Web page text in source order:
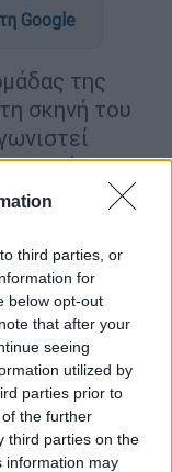
third parties, or
for
below opt-out
that after your
seeing
utilized by
parties prior to
the further
third parties on the
information may
Google
της
σκηνή του
Μπάμπη και
«My Number
χωρίς